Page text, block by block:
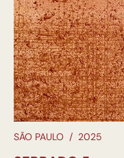
SÃO PAULO / 2025